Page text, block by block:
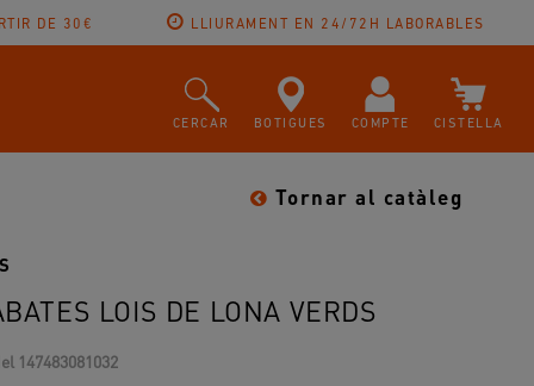
DE 30€ LLIURAMENT EN 24/72H LABORABLES
CISTELLA
COMPTE
BOTIGUES
CERCAR
Tornar al catàleg
LOIS DE LONA VERDS
147483081032